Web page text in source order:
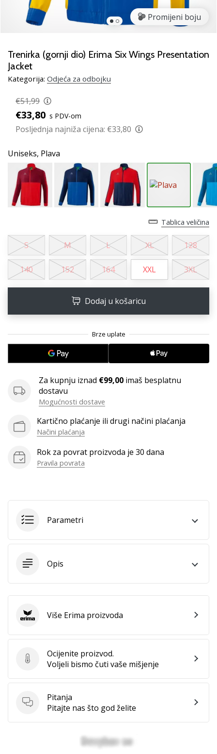
Pronađite
savršen
poklon
odbojku!
Pogledajte
naš
vodič
odaberite
obuću,
odjeću
najboljih
marki
na
tržištu.
1 min. čitanja
Postani
ambasadorom
našeg
brenda
odbojku
nas?
se
ambasador.
Prikaži
Promijeni boju
Trenirka (gornji dio) Erima Six Wings Presentation
Jacket
Kategorija: Odjeća za odbojku
€51,99
€33,80 s PDV-om
Posljednja najniža cijena: €33,80
Uniseks, Plava
Tablica veličina
S M L XL 128
140 152 164 XXL 3XL
Dodaj u košaricu
Za kupnju iznad €99,00 imaš besplatnu
dostavu
Mogućnosti dostave
Kartično plaćanje ili drugi načini plaćanja
Načini plaćanja
Rok za povrat proizvoda je 30 dana
Pravila povrata
Parametri
Opis
Ocijenite proizvod.
Ocijenite proizvod.
Voljeli bismo čuti vaše mišjenje
Pitanja
Pitanja
Pitajte nas što god želite
Erima Više Erima proizvoda